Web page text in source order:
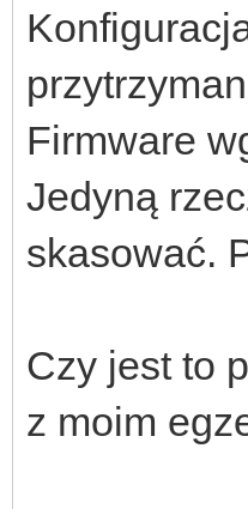
Firmware
Jedyną
skasować.
Czy jest to
z moim